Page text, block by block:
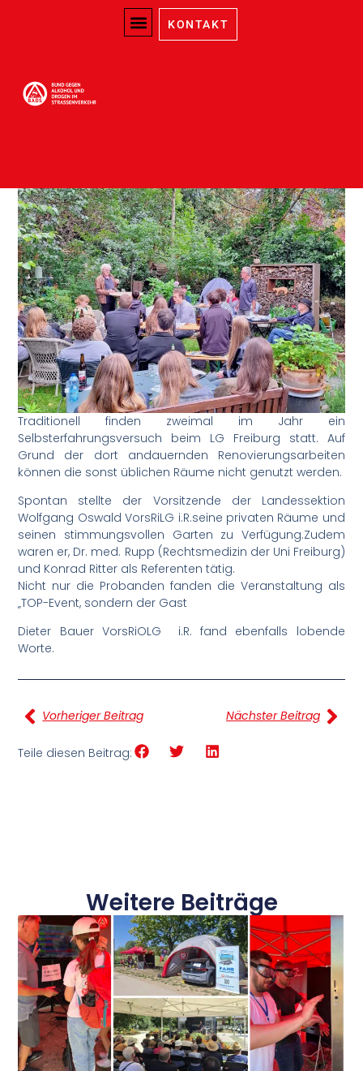
KONTAKT
Selbsterfahrungsversuch
Traditionell finden zweimal im Jahr ein
Selbsterfahrungsversuch beim LG Freiburg statt. Auf
Grund der dort andauernden Renovierungsarbeiten
können die sonst üblichen Räume nicht genutzt werden.
Spontan stellte der Vorsitzende der Landessektion
Wolfgang Oswald VorsRiLG i.R.seine privaten Räume und
seinen stimmungsvollen Garten zu Verfügung.Zudem
waren er, Dr. med. Rupp (Rechtsmedizin der Uni Freiburg)
und Konrad Ritter als Referenten tätig.
Nicht nur die Probanden fanden die Veranstaltung als
„TOP-Event, sondern der Gast
Dieter Bauer VorsRiOLG i.R. fand ebenfalls lobende
Worte.
Vorheriger Beitrag Nächster Beitrag
Teile diesen Beitrag:
Weitere Beiträge